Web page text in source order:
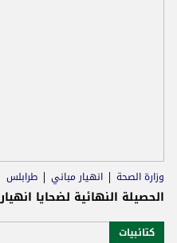
وزارة الصحة انهيار مباني طرابلس
الحصيلة النهائية لضحايا
كتائبيات